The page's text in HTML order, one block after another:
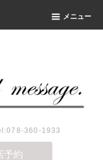
メニュー
360-1933
予約